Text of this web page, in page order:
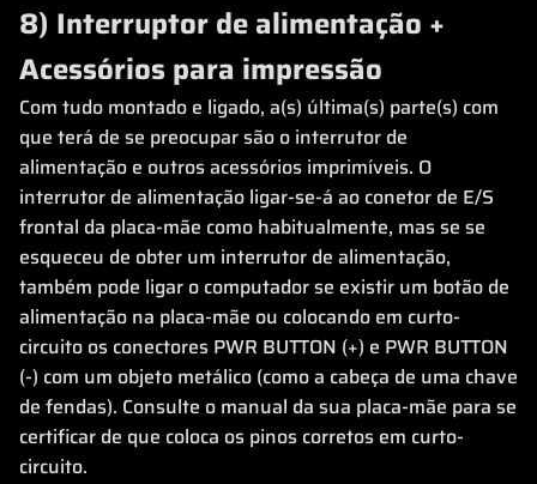
8) Interruptor de alimentação +
Acessórios para impressão
Com tudo montado e ligado, a(s) última(s) parte(s) com
que terá de se preocupar são o interrutor de
alimentação e outros acessórios imprimíveis. O
interrutor de alimentação ligar-se-á ao conetor de E/S
frontal da placa-mãe como habitualmente, mas se se
esqueceu de obter um interrutor de alimentação,
também pode ligar o computador se existir um botão de
alimentação na placa-mãe ou colocando em curto-
circuito os conectores PWR BUTTON (+) e PWR BUTTON
(-) com um objeto metálico (como a cabeça de uma chave
de fendas). Consulte o manual da sua placa-mãe para se
certificar de que coloca os pinos corretos em curto-
circuito.